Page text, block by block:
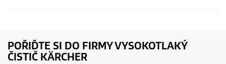
POŘIĎTE SI DO FIRMY VYSOKOTLAKÝ
ČISTIČ KÄRCHER